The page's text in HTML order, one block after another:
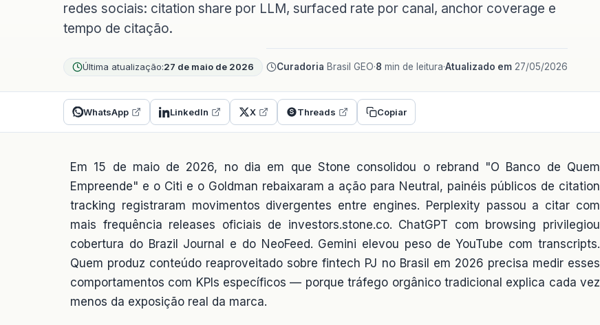
redes sociais: citation share por LLM, surfaced rate por canal, anchor coverage e
tempo de citação.
Última atualização:27 de maio de 2026 Curadoria Brasil GEO·8 min de leitura·Atualizado em 27/05/2026
WhatsApp LinkedIn X Threads Copiar
Em 15 de maio de 2026, no dia em que Stone consolidou o rebrand "O Banco de Quem
Empreende" e o Citi e o Goldman rebaixaram a ação para Neutral, painéis públicos de citation
tracking registraram movimentos divergentes entre engines. Perplexity passou a citar com
mais frequência releases oficiais de investors.stone.co. ChatGPT com browsing privilegiou
cobertura do Brazil Journal e do NeoFeed. Gemini elevou peso de YouTube com transcripts.
Quem produz conteúdo reaproveitado sobre fintech PJ no Brasil em 2026 precisa medir esses
comportamentos com KPIs específicos — porque tráfego orgânico tradicional explica cada vez
menos da exposição real da marca.